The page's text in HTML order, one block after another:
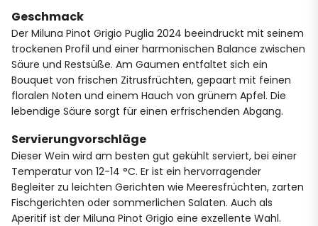
Geschmack
Der Miluna Pinot Grigio Puglia 2024 beeindruckt mit seinem
trockenen Profil und einer harmonischen Balance zwischen
Säure und Restsüße. Am Gaumen entfaltet sich ein
Bouquet von frischen Zitrusfrüchten, gepaart mit feinen
floralen Noten und einem Hauch von grünem Apfel. Die
lebendige Säure sorgt für einen erfrischenden Abgang.
Servierungvorschläge
Dieser Wein wird am besten gut gekühlt serviert, bei einer
Temperatur von 12-14 °C. Er ist ein hervorragender
Begleiter zu leichten Gerichten wie Meeresfrüchten, zarten
Fischgerichten oder sommerlichen Salaten. Auch als
Aperitif ist der Miluna Pinot Grigio eine exzellente Wahl.